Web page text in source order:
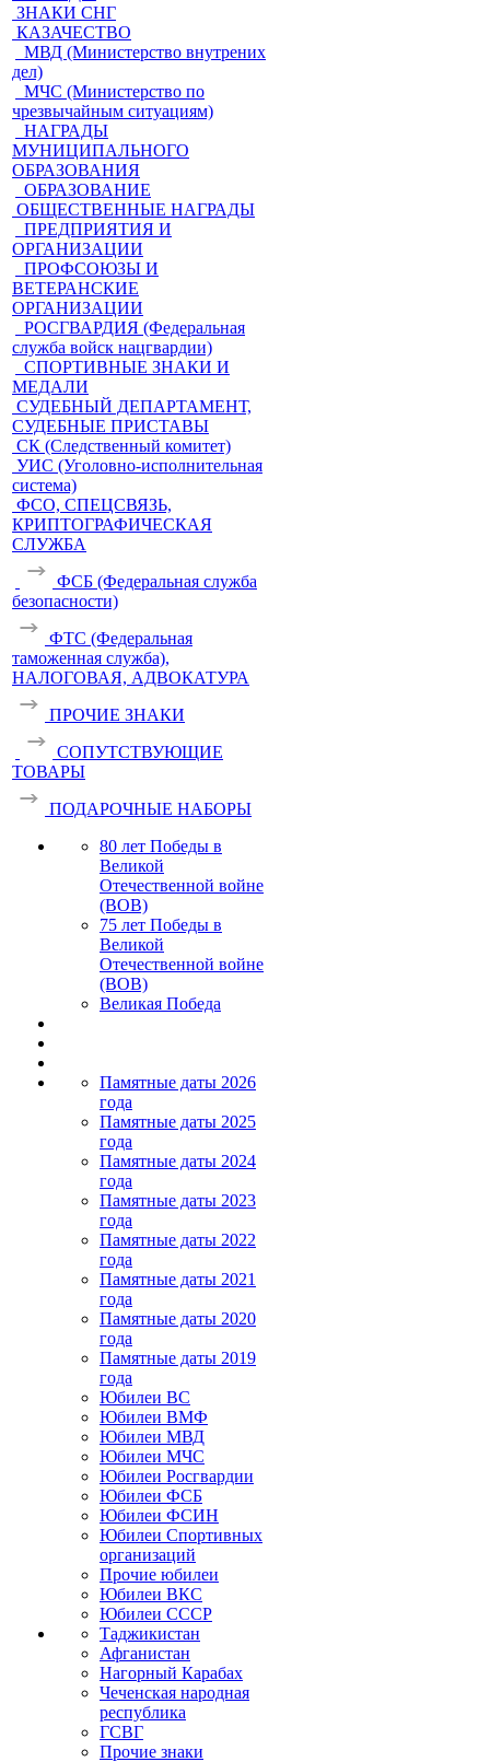
ЗНАКИ СНГ
КАЗАЧЕСТВО
МВД (Министерство внутрених
дел)
МЧС (Министерство по
чрезвычайным ситуациям)
НАГРАДЫ
МУНИЦИПАЛЬНОГО
ОБРАЗОВАНИЯ
ОБРАЗОВАНИЕ
ОБЩЕСТВЕННЫЕ НАГРАДЫ
ПРЕДПРИЯТИЯ И
ОРГАНИЗАЦИИ
ПРОФСОЮЗЫ И
ВЕТЕРАНСКИЕ
ОРГАНИЗАЦИИ
РОСГВАРДИЯ (Федеральная
служба войск нацгвардии)
СПОРТИВНЫЕ ЗНАКИ И
МЕДАЛИ
СУДЕБНЫЙ ДЕПАРТАМЕНТ,
СУДЕБНЫЕ ПРИСТАВЫ
СК (Следственный комитет)
УИС (Уголовно-исполнительная
система)
ФСО, СПЕЦСВЯЗЬ,
КРИПТОГРАФИЧЕСКАЯ
СЛУЖБА
ФСБ (Федеральная служба
безопасности)
ФТС (Федеральная
таможенная служба),
НАЛОГОВАЯ, АДВОКАТУРА
ПРОЧИЕ ЗНАКИ
СОПУТСТВУЮЩИЕ
ТОВАРЫ
ПОДАРОЧНЫЕ НАБОРЫ
80 лет Победы в
Великой
Отечественной войне
(ВОВ)
75 лет Победы в
Великой
Отечественной войне
(ВОВ)
Великая Победа
Памятные даты 2026
года
Памятные даты 2025
года
Памятные даты 2024
года
Памятные даты 2023
года
Памятные даты 2022
года
Памятные даты 2021
года
Памятные даты 2020
года
Памятные даты 2019
года
Юбилеи ВС
Юбилеи ВМФ
Юбилеи МВД
Юбилеи МЧС
Юбилеи Росгвардии
Юбилеи ФСБ
Юбилеи ФСИН
Юбилеи Спортивных
организаций
Прочие юбилеи
Юбилеи ВКС
Юбилеи СССР
Таджикистан
Афганистан
Нагорный Карабах
Чеченская народная
республика
ГСВГ
Прочие знаки